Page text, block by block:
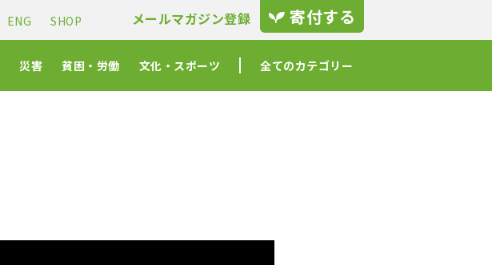
ENG SHOP メールマガジン登録 寄付する
災害 貧困・労働 文化・スポーツ 全てのカテゴリー